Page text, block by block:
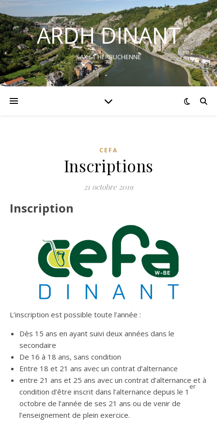
ARDH DINANT
SAX ET HERBUCHENNE
CEFA
Inscriptions
21 octobre 2019
Inscription
L’inscription est possible toute l’année :
Dès 15 ans en ayant suivi deux années dans le
secondaire
De 16 à 18 ans, sans condition
Entre 18 et 21 ans avec un contrat d’alternance
entre 21 ans et 25 ans avec un contrat d’alternance et à
condition d’être inscrit dans l’alternance depuis le 1
er
octobre de l’année de ses 21 ans ou de venir de
l’enseignement de plein exercice.